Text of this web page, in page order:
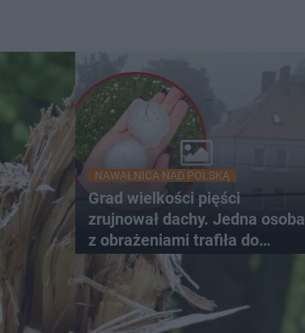
NAWAŁNICA NAD POLSKĄ
Grad wielkości pięści
zrujnował dachy. Jedna osoba
z obrażeniami trafiła do
szpitala